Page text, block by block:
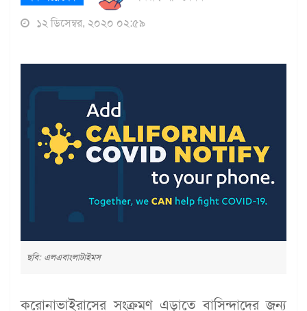
১২ ডিসেম্বর, ২০২০ ০২:৫৯
ছবি: এলএবাংলাটাইমস
করোনাভাইরাসের সংক্রমণ এড়াতে বাসিন্দাদের জন্য